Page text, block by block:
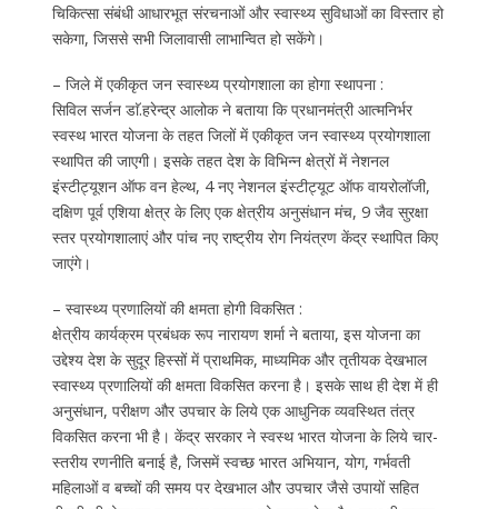
चिकित्सा संबंधी आधारभूत संरचनाओं और स्वास्थ्य सुविधाओं का विस्तार हो
सकेगा, जिससे सभी जिलावासी लाभान्वित हो सकेंगे।
– जिले में एकीकृत जन स्वास्थ्य प्रयोगशाला का होगा स्थापना :
सिविल सर्जन डाॅ.हरेन्द्र आलोक ने बताया कि प्रधानमंत्री आत्मनिर्भर
स्वस्थ भारत योजना के तहत जिलों में एकीकृत जन स्वास्थ्य प्रयोगशाला
स्थापित की जाएगी। इसके तहत देश के विभिन्न क्षेत्रों में नेशनल
इंस्टीट्यूशन ऑफ वन हेल्थ, 4 नए नेशनल इंस्टीट्यूट ऑफ वायरोलॉजी,
दक्षिण पूर्व एशिया क्षेत्र के लिए एक क्षेत्रीय अनुसंधान मंच, 9 जैव सुरक्षा
स्तर प्रयोगशालाएं और पांच नए राष्ट्रीय रोग नियंत्रण केंद्र स्थापित किए
जाएंगे।
– स्वास्थ्य प्रणालियों की क्षमता होगी विकसित :
क्षेत्रीय कार्यक्रम प्रबंधक रूप नारायण शर्मा ने बताया, इस योजना का
उद्देश्य देश के सुदूर हिस्सों में प्राथमिक, माध्यमिक और तृतीयक देखभाल
स्वास्थ्य प्रणालियों की क्षमता विकसित करना है। इसके साथ ही देश में ही
अनुसंधान, परीक्षण और उपचार के लिये एक आधुनिक व्यवस्थित तंत्र
विकसित करना भी है। केंद्र सरकार ने स्वस्थ भारत योजना के लिये चार-
स्तरीय रणनीति बनाई है, जिसमें स्वच्छ भारत अभियान, योग, गर्भवती
महिलाओं व बच्चों की समय पर देखभाल और उपचार जैसे उपायों सहित